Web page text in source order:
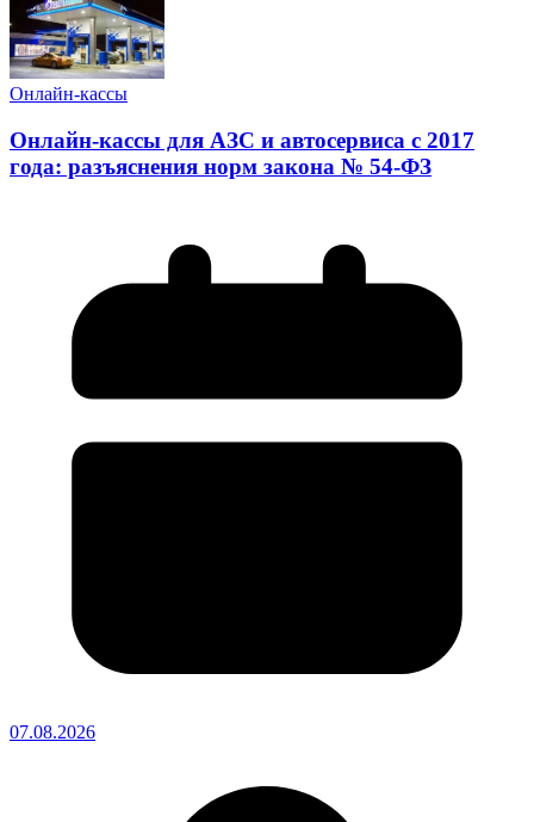
Онлайн-кассы
Онлайн-кассы для АЗС и автосервиса с 2017
года: разъяснения норм закона № 54-ФЗ
07.08.2026